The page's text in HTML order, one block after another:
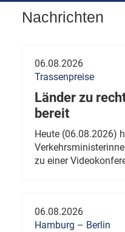
Nachrichten
06.08.2026
Trassenpreise
Länder zu
bereit
Heute (06.08.2026)
zu einer
06.08.2026
Hamburg – Berlin